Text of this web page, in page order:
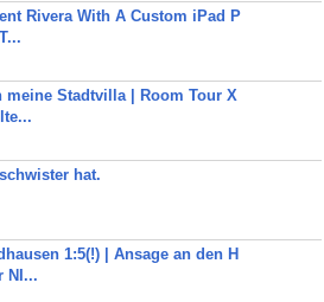
Rivera With A Custom iPad P
meine Stadtvilla | Room Tour X
hat.
1:5(!) | Ansage an den H
NI...